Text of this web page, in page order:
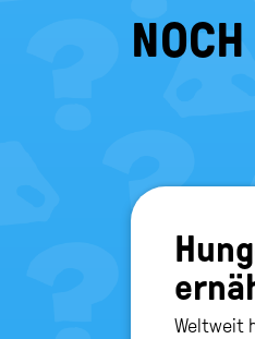
Weltweit